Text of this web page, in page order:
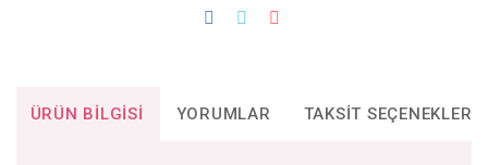
ÜRÜN BILGISI YORUMLAR TAKSIT SEÇENEKLERI